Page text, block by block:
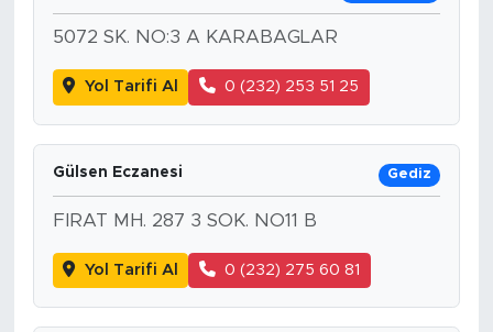
5072 SK. NO:3 A KARABAGLAR
Yol Tarifi Al 0 (232) 253 51 25
Gülsen Eczanesi Gediz
FIRAT MH. 287 3 SOK. NO11 B
Yol Tarifi Al 0 (232) 275 60 81